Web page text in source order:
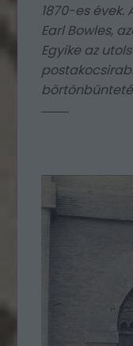
1870-es évek.
Earl Bowles,
Egyike az